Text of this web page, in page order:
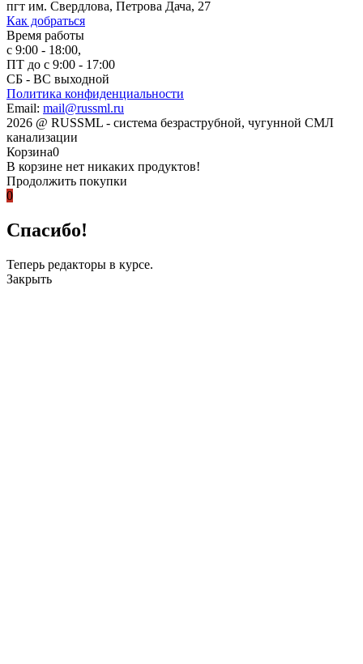
пгт им. Свердлова, Петрова Дача, 27
Как добраться
Время работы
с 9:00 - 18:00,
ПТ до с 9:00 - 17:00
СБ - ВС выходной
Политика конфиденциальности
Email: mail@russml.ru
2026 @ RUSSML - система безраструбной, чугунной СМЛ
канализации
Корзина0
В корзине нет никаких продуктов!
Продолжить покупки
0
Спасибо!
Теперь редакторы в курсе.
Закрыть